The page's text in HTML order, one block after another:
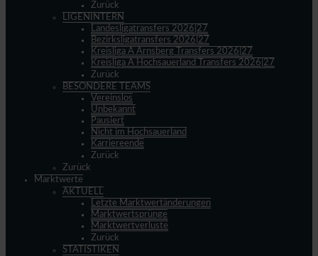
Zurück
LIGENINTERN
Landesligatransfers 2026|27
Bezirksligatransfers 2026|27
Kreisliga A Arnsberg Transfers 2026|27
Kreisliga A Hochsauerland Transfers 2026|27
Zurück
BESONDERE TEAMS
Vereinslos
Unbekannt
Pausiert
Nicht im Hochsauerland
Karriereende
Zurück
Zurück
Marktwerte
AKTUELL
Letzte Marktwertänderungen
Marktwertsprünge
Marktwertverluste
Zurück
STATISTIKEN